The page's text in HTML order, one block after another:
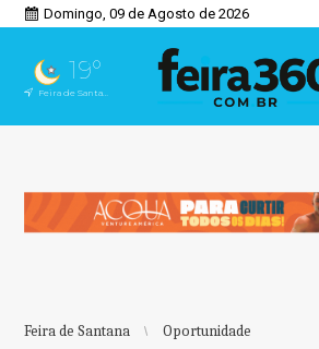
Domingo, 09 de Agosto de 2026
19°
Feira de Santana, BA
Feira de Santana Oportunidade